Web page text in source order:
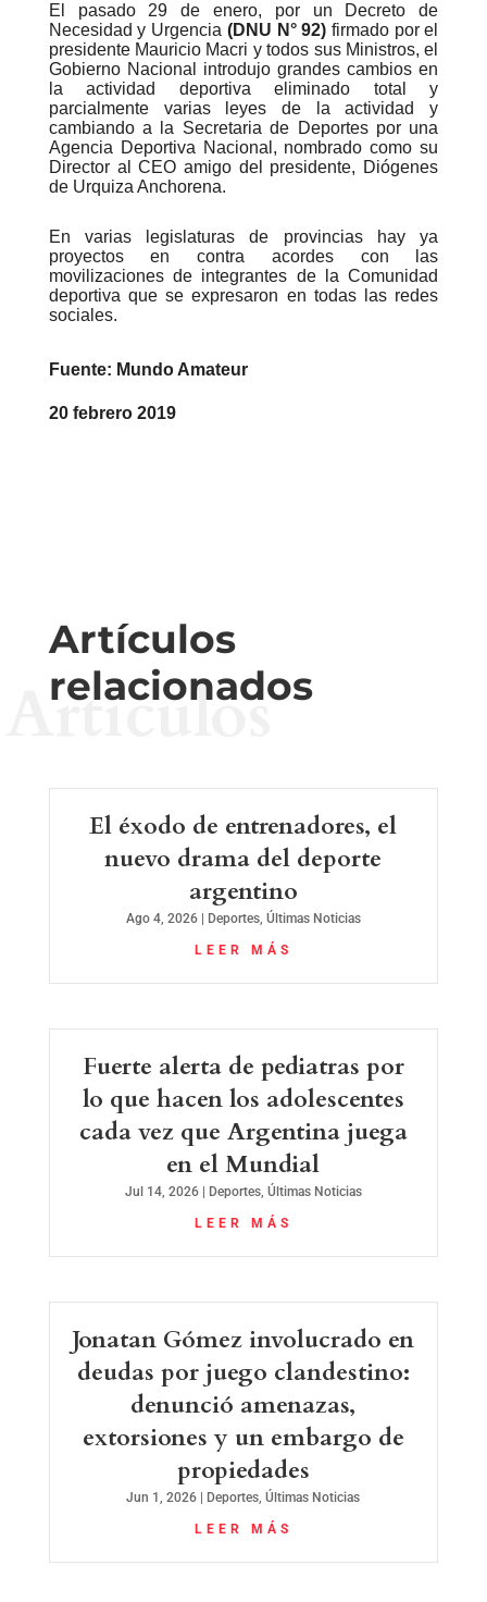
El pasado 29 de enero, por un Decreto de
Necesidad y Urgencia (DNU N° 92) firmado por el
presidente Mauricio Macri y todos sus Ministros, el
Gobierno Nacional introdujo grandes cambios en
la actividad deportiva eliminado total y
parcialmente varias leyes de la actividad y
cambiando a la Secretaria de Deportes por una
Agencia Deportiva Nacional, nombrado como su
Director al CEO amigo del presidente, Diógenes
de Urquiza Anchorena.
En varias legislaturas de provincias hay ya
proyectos en contra acordes con las
movilizaciones de integrantes de la Comunidad
deportiva que se expresaron en todas las redes
sociales.
Fuente: Mundo Amateur
20 febrero 2019
Artículos
relacionados
Artículos
El éxodo de entrenadores, el
nuevo drama del deporte
argentino
Ago 4, 2026| Deportes, Últimas Noticias
LEER MÁS
Fuerte alerta de pediatras por
lo que hacen los adolescentes
cada vez que Argentina juega
en el Mundial
Jul 14, 2026| Deportes, Últimas Noticias
LEER MÁS
Jonatan Gómez involucrado en
deudas por juego clandestino:
denunció amenazas,
extorsiones y un embargo de
propiedades
Jun 1, 2026 Deportes,Últimas Noticias
LEER MÁS